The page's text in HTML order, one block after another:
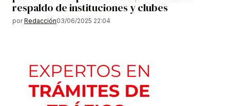
respaldo de instituciones y clubes
por Redacción03/06/2025 22:04